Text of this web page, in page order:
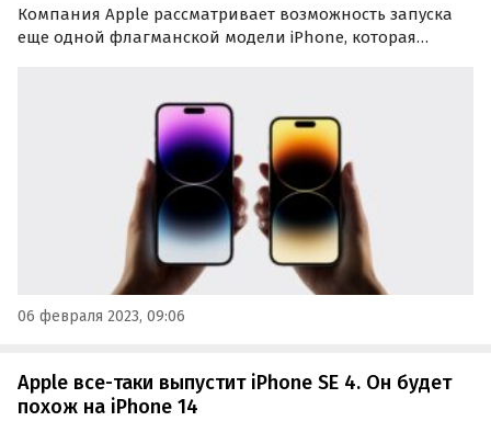
Компания Apple рассматривает возможность запуска
еще одной флагманской модели iPhone, которая
Power On рассказал журналист Bloomberg Марк Гурман.
06 февраля 2023, 09:06
Apple все-таки выпустит iPhone SE 4. Он будет
похож на iPhone 14